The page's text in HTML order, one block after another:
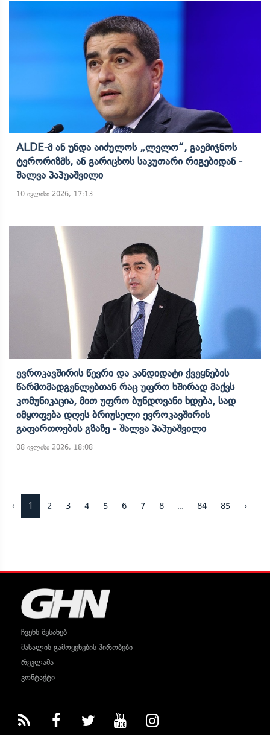
ALDE-Მ Ან Უნდა Აიძულოს „ლელო“, Გაემიჯნოს
Ტერორიზმს, Ან Გარიცხოს Საკუთარი Რიგებიდან -
Შალვა Პაპუაშვილი
10 ივლისი 2026, 17:13
Ევროკავშირის Წევრი Და Კანდიდატი Ქვეყნების
Წარმომადგენლებთან Რაც Უფრო Ხშირად Მაქვს
Კომუნიკაცია, Მით Უფრო Ბუნდოვანი Ხდება, Სად
Იმყოფება Დღეს Ბრიუსელი Ევროკავშირის
Გაფართოების Გზაზე - Შალვა Პაპუაშვილი
08 ივლისი 2026, 18:08
‹ 1 2 3 4 5 6 7 8 84 85 ›
ჩვენს შესახებ
მასალის გამოყენების პირობები
რეკლამა
კონტაქტი